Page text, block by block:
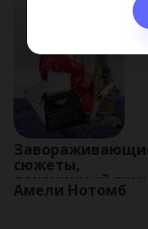
сюжеты,
лаконичный
Амели Нотомб